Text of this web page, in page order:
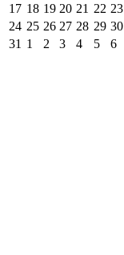
17 18 19 20 21 22 23
24 25 26 27 28 29 30
31 1 2 3 4 5 6